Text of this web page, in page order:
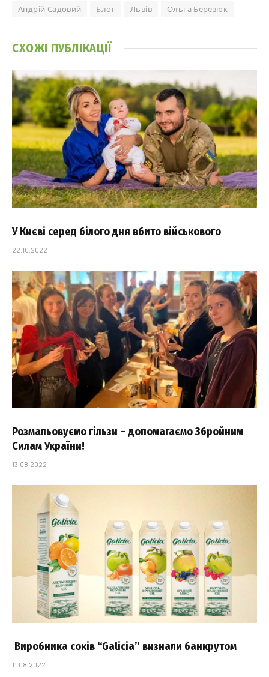
Андрій Садовий Блог Львів Ольга Березюк
СХОЖІ ПУБЛІКАЦІЇ
У Києві серед білого дня вбито військового
22.10.2022
Розмальовуємо гільзи – допомагаємо Збройним
Силам України!
13.08.2022
Виробника соків “Galicia” визнали банкрутом
11.08.2022